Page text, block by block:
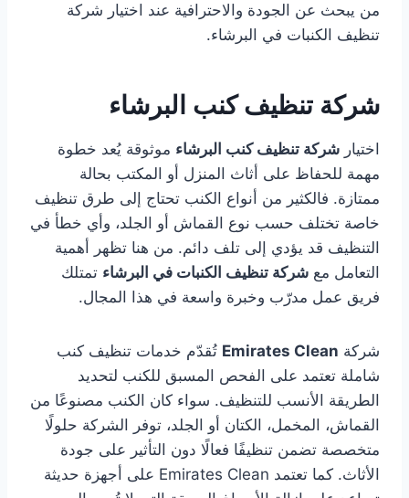
من يبحث عن الجودة والاحترافية عند اختيار شركة
تنظيف الكنبات في البرشاء.
شركة تنظيف كنب البرشاء
اختيار شركة تنظيف كنب البرشاء موثوقة يُعد خطوة
مهمة للحفاظ على أثاث المنزل أو المكتب بحالة
ممتازة. فالكثير من أنواع الكنب تحتاج إلى طرق تنظيف
خاصة تختلف حسب نوع القماش أو الجلد، وأي خطأ في
التنظيف قد يؤدي إلى تلف دائم. من هنا تظهر أهمية
التعامل مع شركة تنظيف الكنبات في البرشاء تمتلك
فريق عمل مدرّب وخبرة واسعة في هذا المجال.
شركة Emirates Clean تُقدّم خدمات تنظيف كنب
شاملة تعتمد على الفحص المسبق للكنب لتحديد
الطريقة الأنسب للتنظيف. سواء كان الكنب مصنوعًا من
القماش، المخمل، الكتان أو الجلد، توفر الشركة حلولًا
متخصصة تضمن تنظيفًا فعالًا دون التأثير على جودة
الأثاث. كما تعتمد Emirates Clean على أجهزة حديثة